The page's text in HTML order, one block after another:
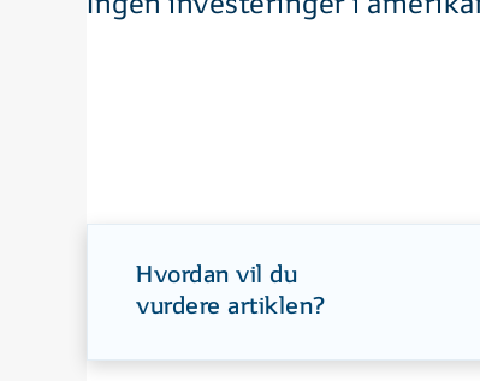
Hvordan vil du
vurdere artiklen?